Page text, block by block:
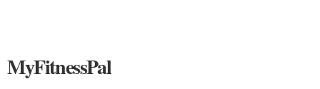
MyFitnessPal